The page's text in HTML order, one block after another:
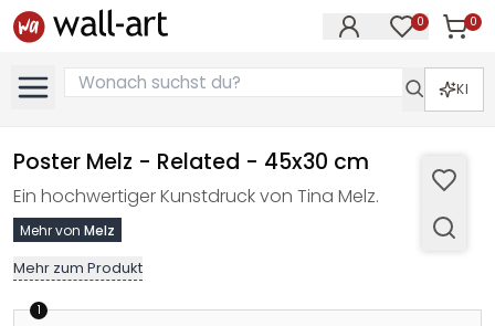
0 0
KI
Poster Melz - Related - 45x30 cm
Ein hochwertiger Kunstdruck von Tina Melz.
Mehr von Melz
Mehr zum Produkt
1